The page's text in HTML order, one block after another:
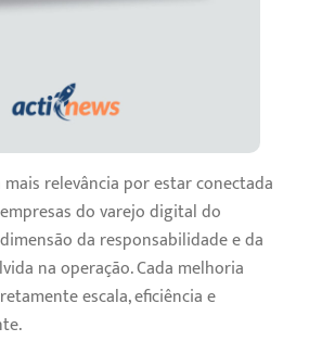
relevância por estar conectada
do varejo digital do
da responsabilidade e da
na operação. Cada melhoria
escala, eficiência e